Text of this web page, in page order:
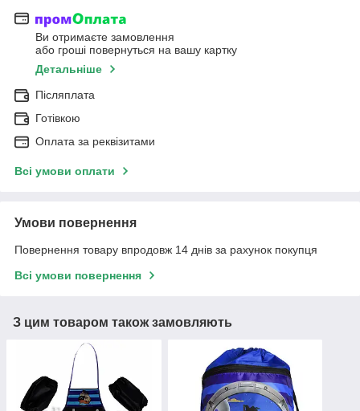
Ви отримаєте замовлення
або гроші повернуться на вашу картку
Детальніше
Післяплата
Готівкою
Оплата за реквізитами
Всі умови оплати
Умови повернення
Повернення товару впродовж 14 днів за рахунок покупця
Всі умови повернення
З цим товаром також замовляють